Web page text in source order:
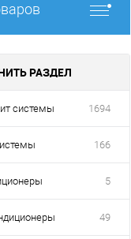
РАЗДЕЛ
системы 1694
166
5
49